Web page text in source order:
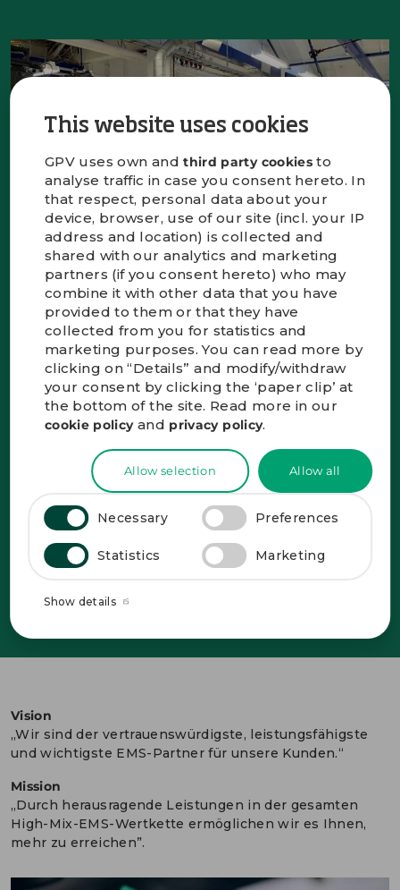
This website uses cookies
GPV uses own andthird party cookiesto
analyse traffic in case you consent hereto. In
that respect, personal data about your
device, browser, use of our site (incl. your IP
address and location) is collected and
shared with our analytics and marketing
partners (if you consent hereto) who may
combine it with other data that you have
provided to them or that they have
collected from you for statistics and
marketing purposes. You can read more by
clicking on “Details” and modify/withdraw
your consent by clicking the ‘paper clip’ at
the bottom of the site. Read more in our
cookie policyand privacy policy.
Allow selection Allow all
Necessary Preferences
Statistics Marketing
Show details
Ein gemeinsames Ziel – und ein
gemeinsames
Verantwortungsbewusstsein, das uns
dorthin führt
Aufbauend auf unseren Werten sind wir bestrebt,
unseren Kunden über unser gesamtes
Serviceangebot hinweg und in allen Funktionen
branchenführende Leistungen zu bieten.
Dies erfordert ein eindeutiges Leitbild in Form
einer klaren Vision und unmissverständlichen
Botschaft. Bewusst ehrgeizig, aber nie
unerreichbar. Durch die verantwortliche Führung
unserer Mitarbeiter und Prozesse ermöglichen
wir es unseren Kunden, mehr zu erreichen.
Lybæk unsere fünf Werte näher erklärt.
Vision
„Wir sind der vertrauenswürdigste, leistungsfähigste
und wichtigste EMS-Partner für unsere Kunden.“
Mission
„Durch herausragende Leistungen in der gesamten
High-Mix-EMS-Wertkette ermöglichen wir es Ihnen,
mehr zu erreichen”.